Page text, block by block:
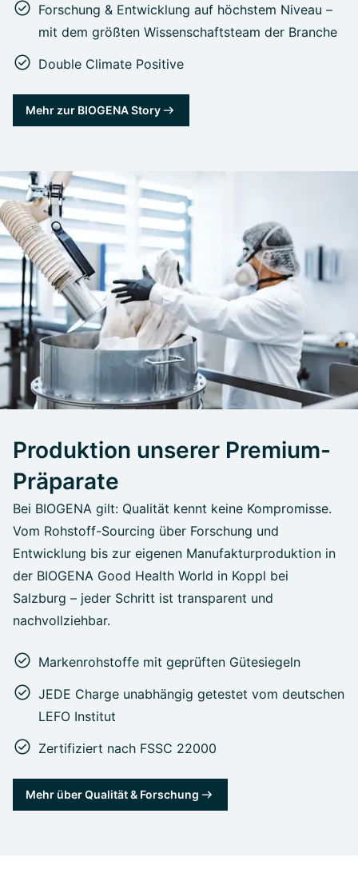
Forschung & Entwicklung auf höchstem Niveau –
mit dem größten Wissenschaftsteam der Branche
Double Climate Positive
Mehr zur BIOGENA Story
Produktion unserer Premium-
Präparate
Bei BIOGENA gilt: Qualität kennt keine Kompromisse.
Vom Rohstoff-Sourcing über Forschung und
Entwicklung bis zur eigenen Manufakturproduktion in
der BIOGENA Good Health World in Koppl bei
Salzburg – jeder Schritt ist transparent und
nachvollziehbar.
Markenrohstoffe mit geprüften Gütesiegeln
JEDE Charge unabhängig getestet vom deutschen
LEFO Institut
Zertifiziert nach FSSC 22000
Mehr über Qualität & Forschung